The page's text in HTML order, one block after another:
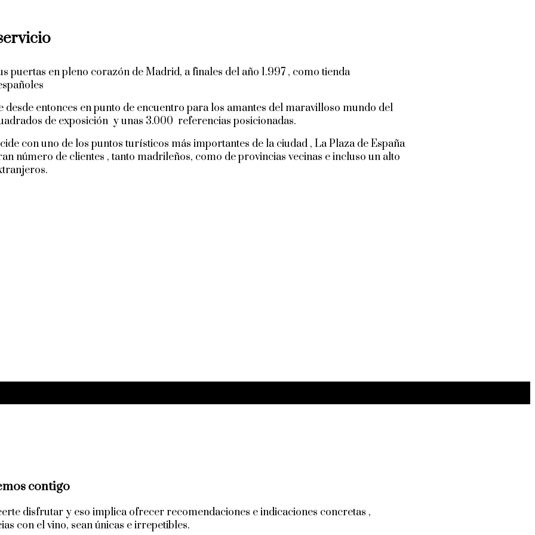
puertas en pleno corazón de Madrid, a finales del año 1.997 , como tienda
desde entonces en punto de encuentro para los amantes del maravilloso mundo del
de exposición y unas 3.000 referencias posicionadas.
con uno de los puntos turísticos más importantes de la ciudad , La Plaza de España
número de clientes , tanto madrileños, como de provincias vecinas e incluso un alto
contigo
disfrutar y eso implica ofrecer recomendaciones e indicaciones concretas ,
con el vino, sean únicas e irrepetibles.